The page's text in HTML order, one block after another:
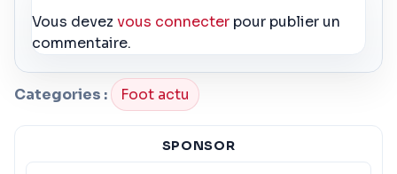
Vous devezvous connecter pour publier un
commentaire.
Categories : Foot actu
SPONSOR